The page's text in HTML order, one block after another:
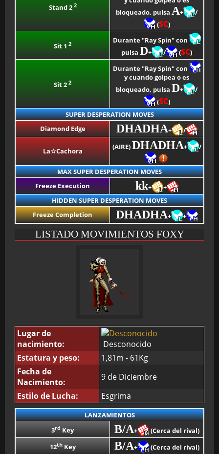
Stand 2 2
bloqueado, pulsa A+
/
(SC)
Sit 1 2
Durante "Ray Spin" con
pulsa D+ / (SC)
Sit 2 2
Durante "Ray Spin" con
y cuando golpea o es
bloqueado, pulsa D+
/
(SC)
SUPER DESPERATION MOVES
Diamond Edge
DHADHA+ /
La☆Cachora (AIRE)DHADHA+ /
MAX SUPER DESPERATION MOVES
Freeze Execution
kk+
+
HIDDEN SUPER DESPERATION MOVES
Freeze Completion
DHADHA+ +
LISTADO MOVIMIENTOS FOXY
Lugar de
nacimiento:
Desconocido
Estatura y peso:
1,81m - 61Kg
Fecha de
Nacimiento:
9 de Diciembre
Estilo de Lucha:
Esgrima
LANZAMIENTOS
3rd Key B/A+
(Cerca del rival)
12thKey B/A+ (Cerca del rival)